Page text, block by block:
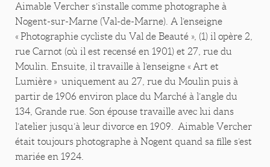
Aimable Vercher s’installe comme photographe à
Nogent-sur-Marne (Val-de-Marne). A l’enseigne
« Photographie cycliste du Val de Beauté », (1) il opère 2,
rue Carnot (où il est recensé en 1901) et 27, rue du
Moulin. Ensuite, il travaille à l’enseigne « Art et
Lumière » uniquement au 27, rue du Moulin puis à
partir de 1906 environ place du Marché à l’angle du
134, Grande rue. Son épouse travaille avec lui dans
l’atelier jusqu’à leur divorce en 1909. Aimable Vercher
était toujours photographe à Nogent quand sa fille s’est
mariée en 1924.